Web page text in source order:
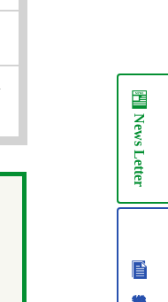
News
Letter